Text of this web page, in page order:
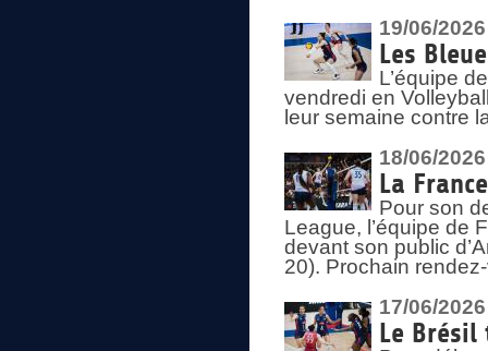
19/06/2026
Les
L’équipe
vendredi en
leur semaine contre
18/06/2026
La
Pour son
League, l’équipe de
devant son public
20). Prochain
17/06/2026
Le